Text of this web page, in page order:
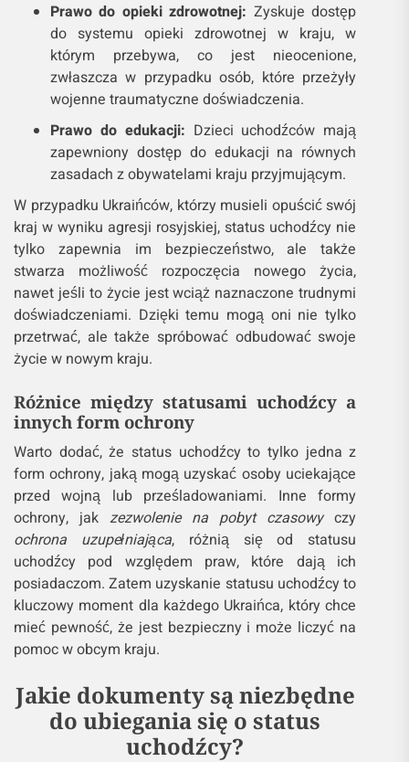
Prawo do opieki zdrowotnej: Zyskuje dostęp
do systemu opieki zdrowotnej w kraju, w
którym przebywa, co jest nieocenione,
zwłaszcza w przypadku osób, które przeżyły
wojenne traumatyczne doświadczenia.
Prawo do edukacji: Dzieci uchodźców mają
zapewniony dostęp do edukacji na równych
zasadach z obywatelami kraju przyjmującym.
W przypadku Ukraińców, którzy musieli opuścić swój
kraj w wyniku agresji rosyjskiej, status uchodźcy nie
tylko zapewnia im bezpieczeństwo, ale także
stwarza możliwość rozpoczęcia nowego życia,
nawet jeśli to życie jest wciąż naznaczone trudnymi
doświadczeniami. Dzięki temu mogą oni nie tylko
przetrwać, ale także spróbować odbudować swoje
życie w nowym kraju.
Różnice między statusami uchodźcy a
innych form ochrony
Warto dodać, że status uchodźcy to tylko jedna z
form ochrony, jaką mogą uzyskać osoby uciekające
przed wojną lub prześladowaniami. Inne formy
ochrony, jakzezwolenie na pobyt czasowyczy
ochrona uzupełniająca, różnią się od statusu
uchodźcy pod względem praw, które dają ich
posiadaczom. Zatem uzyskanie statusu uchodźcy to
kluczowy moment dla każdego Ukraińca, który chce
mieć pewność, że jest bezpieczny i może liczyć na
pomoc w obcym kraju.
Jakie dokumenty są niezbędne
do ubiegania się o status
uchodźcy?